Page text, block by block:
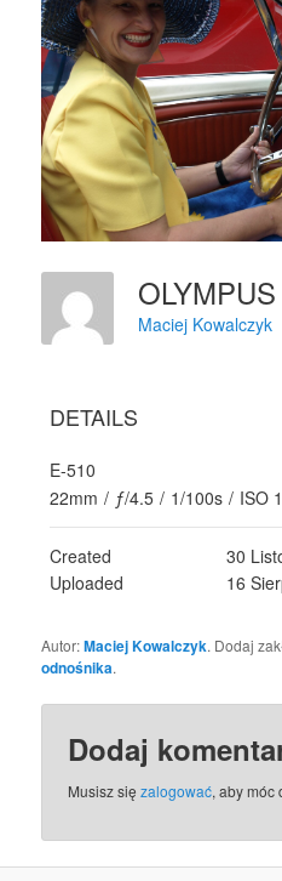
Maciej Kowalczyk
DETAILS
E-510
22mm / ƒ/4.5 / 1/100s / ISO
Created
30
Uploaded
16
Autor:Maciej Kowalczyk. Dodaj
odnośnika.
Dodaj
Musisz sięzalogować, aby móc